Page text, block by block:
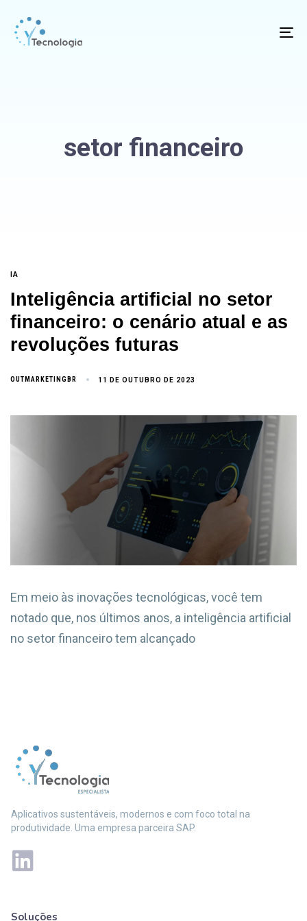
setor financeiro
IA
Inteligência artificial no setor
financeiro: o cenário atual e as
revoluções futuras
OUTMARKETINGBR 11 DE OUTUBRO DE 2023
Em meio às inovações tecnológicas, você tem
notado que, nos últimos anos, a inteligência artificial
no setor financeiro tem alcançado
Aplicativos sustentáveis, modernos e com foco total na
produtividade. Uma empresa parceira SAP.
Soluções